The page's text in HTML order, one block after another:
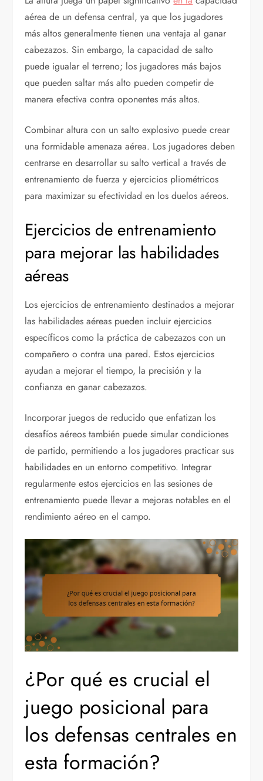
aérea de un defensa central, ya que los jugadores
más altos generalmente tienen una ventaja al ganar
cabezazos. Sin embargo, la capacidad de salto
puede igualar el terreno; los jugadores más bajos
que pueden saltar más alto pueden competir de
manera efectiva contra oponentes más altos.
Combinar altura con un salto explosivo puede crear
una formidable amenaza aérea. Los jugadores deben
centrarse en desarrollar su salto vertical a través de
entrenamiento de fuerza y ejercicios pliométricos
para maximizar su efectividad en los duelos aéreos.
Ejercicios de entrenamiento
para mejorar las habilidades
aéreas
Los ejercicios de entrenamiento destinados a mejorar
las habilidades aéreas pueden incluir ejercicios
específicos como la práctica de cabezazos con un
compañero o contra una pared. Estos ejercicios
ayudan a mejorar el tiempo, la precisión y la
confianza en ganar cabezazos.
Incorporar juegos de reducido que enfatizan los
desafíos aéreos también puede simular condiciones
de partido, permitiendo a los jugadores practicar sus
habilidades en un entorno competitivo. Integrar
regularmente estos ejercicios en las sesiones de
entrenamiento puede llevar a mejoras notables en el
rendimiento aéreo en el campo.
¿Por qué es crucial el
juego posicional para
los defensas centrales en
esta formación?